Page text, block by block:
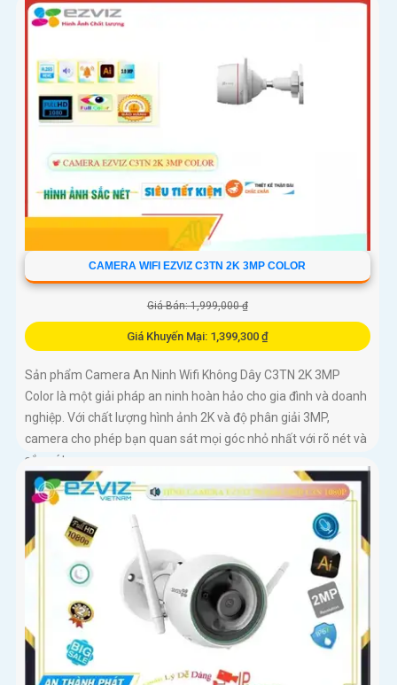
CAMERA WIFI EZVIZ C3TN 2K 3MP COLOR
Giá Bán: 1,999,000 ₫
Giá Khuyến Mại: 1,399,300 ₫
Sản phẩm Camera An Ninh Wifi Không Dây C3TN 2K 3MP
Color là một giải pháp an ninh hoàn hảo cho gia đình và doanh
nghiệp. Với chất lượng hình ảnh 2K và độ phân giải 3MP,
camera cho phép bạn quan sát mọi góc nhỏ nhất với rõ nét và
sắc nét